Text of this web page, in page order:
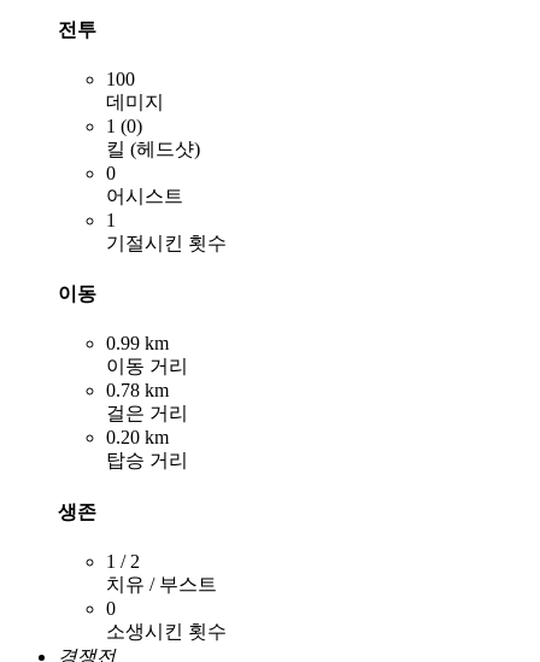
전투
100
데미지
1 (0)
킬 (헤드샷)
0
어시스트
1
기절시킨 횟수
이동
0.99 km
이동 거리
0.78 km
걸은 거리
0.20 km
탑승 거리
생존
1 / 2
치유 / 부스트
0
소생시킨 횟수
경쟁전